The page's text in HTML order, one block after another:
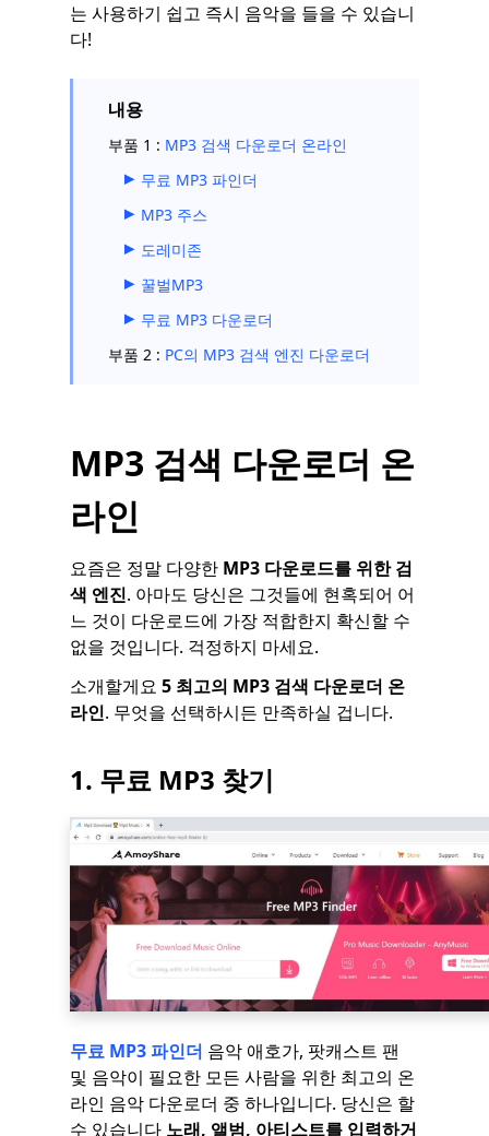
는 사용하기 쉽고 즉시 음악을 들을 수 있습니
다!
내용
부품 1 : MP3 검색 다운로더 온라인
무료 MP3 파인더
MP3 주스
도레미존
꿀벌MP3
무료 MP3 다운로더
부품 2 : PC의 MP3 검색 엔진 다운로더
MP3 검색 다운로더 온
라인
요즘은 정말 다양한 MP3 다운로드를 위한 검
색 엔진. 아마도 당신은 그것들에 현혹되어 어
느 것이 다운로드에 가장 적합한지 확신할 수
없을 것입니다. 걱정하지 마세요.
소개할게요 5 최고의 MP3 검색 다운로더 온
라인. 무엇을 선택하시든 만족하실 겁니다.
1. 무료 MP3 찾기
무료 MP3 파인더 음악 애호가, 팟캐스트 팬
및 음악이 필요한 모든 사람을 위한 최고의 온
라인 음악 다운로더 중 하나입니다. 당신은 할
수 있습니다 노래, 앨범, 아티스트를 입력하거